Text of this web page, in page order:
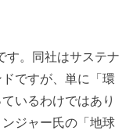
す。同社はサステナ
ですが、単に「環
いるわけではあり
ジャー氏の「地球